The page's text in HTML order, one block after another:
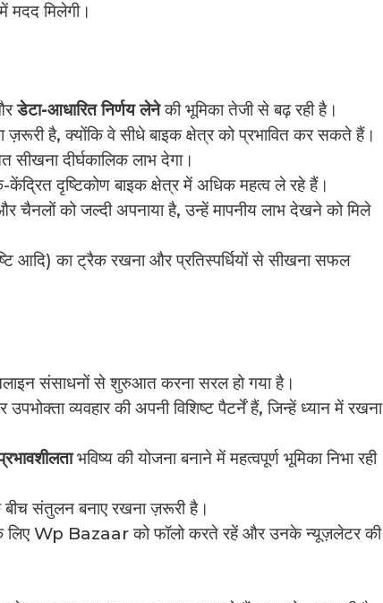
मदद मिलेगी।
डेटा-आधारित निर्णय लेनेकी भूमिका तेजी से बढ़ रही है।
ज़रूरी है, क्योंकि वे सीधे बाइक क्षेत्र को प्रभावित कर सकते हैं।
सीखना दीर्घकालिक लाभ देगा।
केंद्रित दृष्टिकोण बाइक क्षेत्र में अधिक महत्व ले रहे हैं।
चैनलों को जल्दी अपनाया है, उन्हें मापनीय लाभ देखने को मिले
आदि) का ट्रैक रखना और प्रतिस्पर्धियों से सीखना सफल
संसाधनों से शुरुआत करना सरल हो गया है।
व्यवहार की अपनी विशिष्ट पैटर्नें हैं, जिन्हें ध्यान में रखना
भविष्य की योजना बनाने में महत्वपूर्ण भूमिका निभा रही
संतुलन बनाए रखना ज़रूरी है।
लिए Wp Bazaar को फॉलो करते रहें और उनके न्यूज़लेटर की